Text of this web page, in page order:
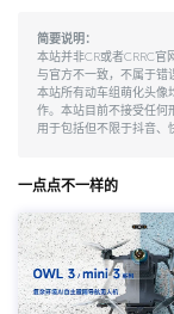
简要说明：
本站并非CR或者CRRC
与官方不一致，不属于错
本站所有动车组萌化头像
作。本站目前不接受任何
用于包括但不限于抖音、
一点点不一样的